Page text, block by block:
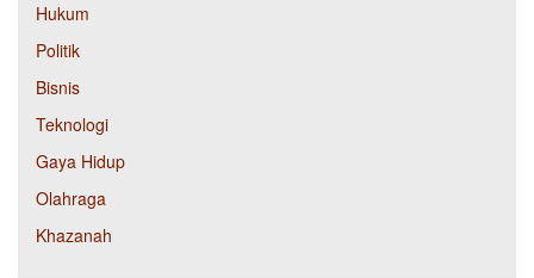
Hukum
Politik
Bisnis
Teknologi
Gaya Hidup
Olahraga
Khazanah